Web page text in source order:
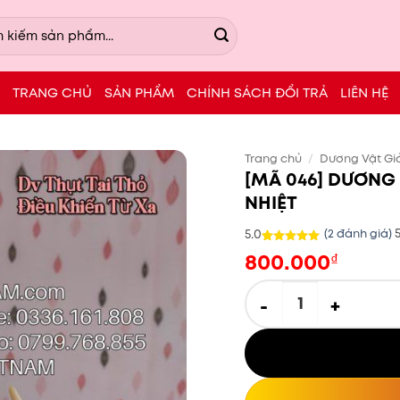
TRANG CHỦ SẢN PHẨM CHÍNH SÁCH ĐỔI TRẢ LIÊN HỆ
Trang chủ / Dương Vật
[MÃ 046] DƯƠNG
NHIỆT
5.0
dựa trên
(2đánh giá)
800.000₫